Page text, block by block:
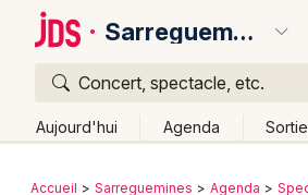
Sarreguemines
Concert, spectacle, etc.
Aujourd'hui Agenda
Publier un événement
Retour
Accueil Sarreguemines Agenda
Quoi ?
Où ?